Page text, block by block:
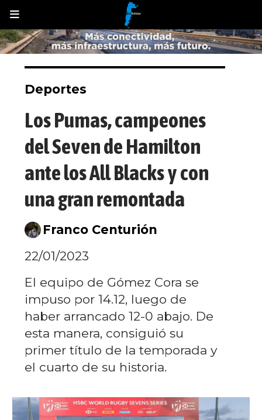
Los Pumas, campeones
del Seven de Hamilton
ante los All Blacks y con
una gran remontada
El equipo de Gómez Cora se
impuso por 14.12, luego de
haber arrancado 12-0 abajo. De
esta manera, consiguió su
primer título de la temporada y
el cuarto de su historia.
Deportes
22/01/2023
Franco Centurión